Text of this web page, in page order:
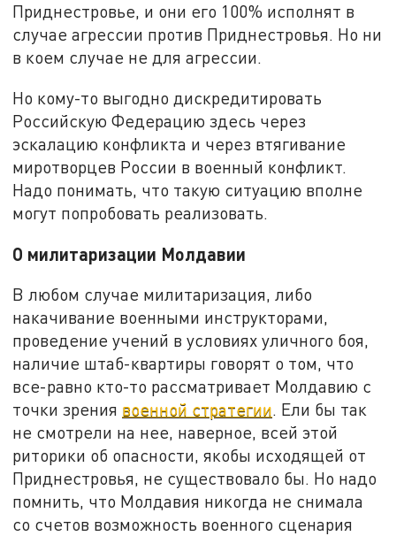
Приднестровье, и они его 100% исполнят в
случае агрессии против Приднестровья. Но ни
в коем случае не для агрессии.
Но кому-то выгодно дискредитировать
Российскую Федерацию здесь через
эскалацию конфликта и через втягивание
миротворцев России в военный конфликт.
Надо понимать, что такую ситуацию вполне
могут попробовать реализовать.
О милитаризации Молдавии
В любом случае милитаризация, либо
накачивание военными инструкторами,
проведение учений в условиях уличного боя,
наличие штаб-квартиры говорят о том, что
все-равно кто-то рассматривает Молдавию с
точки зрения военной стратегии. Ели бы так
не смотрели на нее, наверное, всей этой
риторики об опасности, якобы исходящей от
Приднестровья, не существовало бы. Но надо
помнить, что Молдавия никогда не снимала
со счетов возможность военного сценария